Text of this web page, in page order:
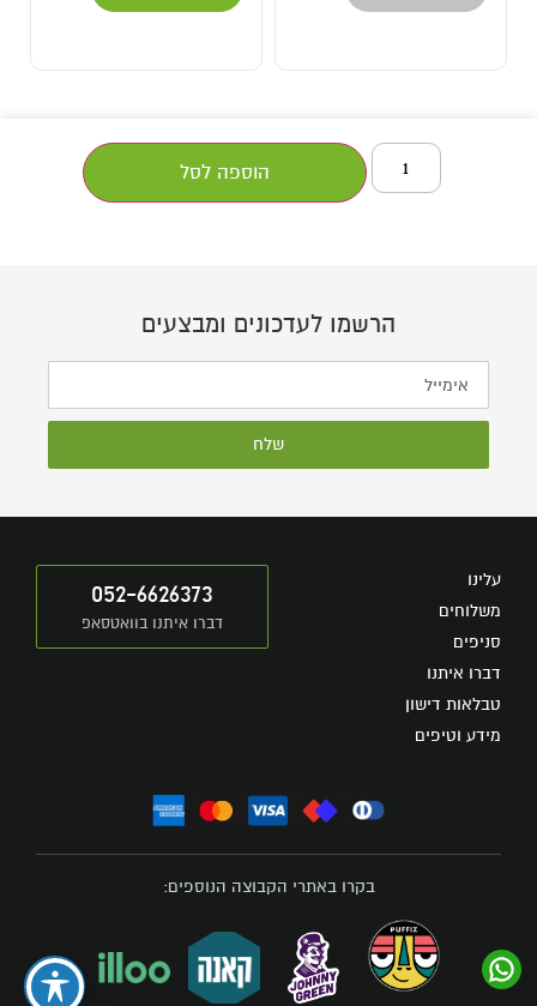
הוספה לסל
הרשמו לעדכונים ומבצעים
שלח
עלינו
משלוחים
סניפים
דברו איתנו
טבלאות דישון
מידע וטיפים
052-6626373
דברו איתנו בוואטסאפ
בקרו באתרי הקבוצה הנוספים: